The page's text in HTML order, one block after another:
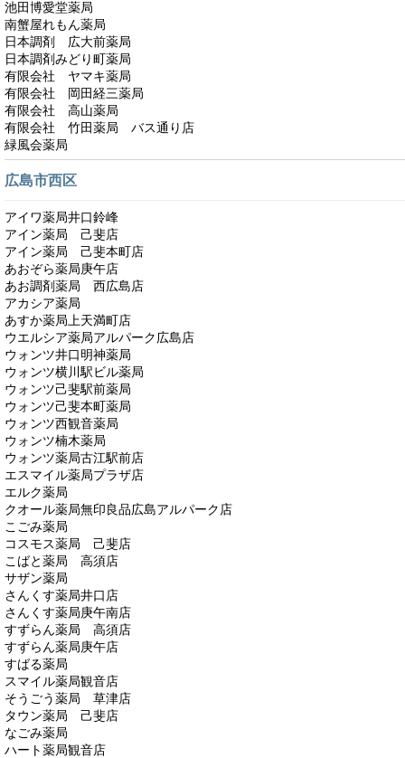
池田博愛堂薬局
南蟹屋れもん薬局
日本調剤 広大前薬局
日本調剤みどり町薬局
有限会社 ヤマキ薬局
有限会社 岡田経三薬局
有限会社 高山薬局
有限会社 竹田薬局 バス通り店
緑風会薬局
広島市西区
アイワ薬局井口鈴峰
アイン薬局 己斐店
アイン薬局 己斐本町店
あおぞら薬局庚午店
あお調剤薬局 西広島店
アカシア薬局
あすか薬局上天満町店
ウエルシア薬局アルパーク広島店
ウォンツ井口明神薬局
ウォンツ横川駅ビル薬局
ウォンツ己斐駅前薬局
ウォンツ己斐本町薬局
ウォンツ西観音薬局
ウォンツ楠木薬局
ウォンツ薬局古江駅前店
エスマイル薬局プラザ店
エルク薬局
クオール薬局無印良品広島アルパーク店
こごみ薬局
コスモス薬局 己斐店
こばと薬局 高須店
サザン薬局
さんくす薬局井口店
さんくす薬局庚午南店
すずらん薬局 高須店
すずらん薬局庚午店
すばる薬局
スマイル薬局観音店
そうごう薬局 草津店
タウン薬局 己斐店
なごみ薬局
ハート薬局観音店